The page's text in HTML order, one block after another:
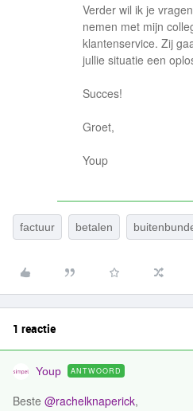
Verder wil ik je
nemen met mijn
klantenservice. Zij
jullie situatie een
Succes!
Groet,
Youp
factuur betalen
1 reactie
Youp ANTWOORD
Beste @rachelknaperick,